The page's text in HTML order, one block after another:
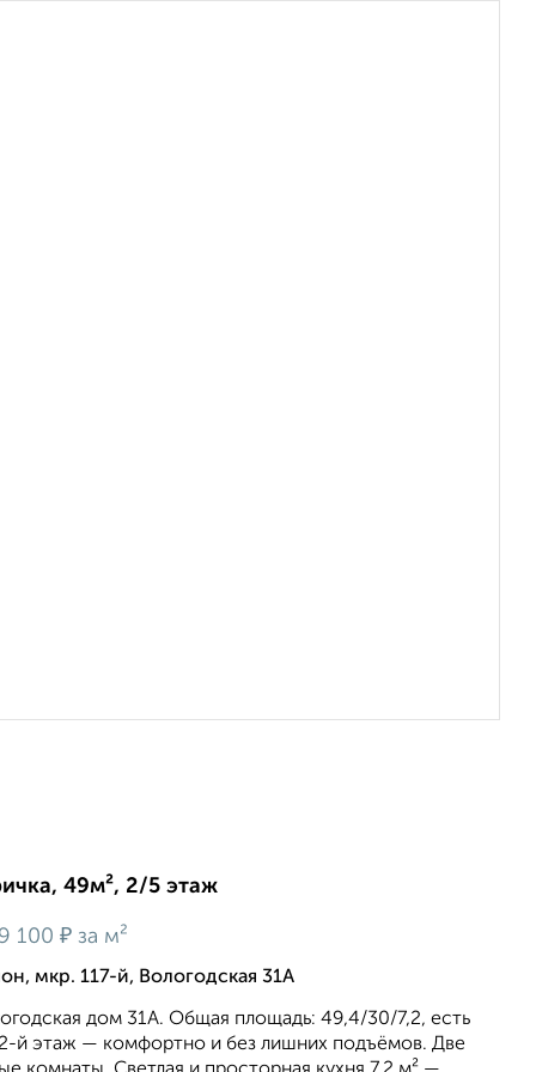
49м², 2/5 этаж
100 ₽ за м²
мкр. 117-й, Вологодская 31А
дом 31А. Общая площадь: 49,4/30/7,2, есть
й этаж — комфортно и без лишних подъёмов. Две